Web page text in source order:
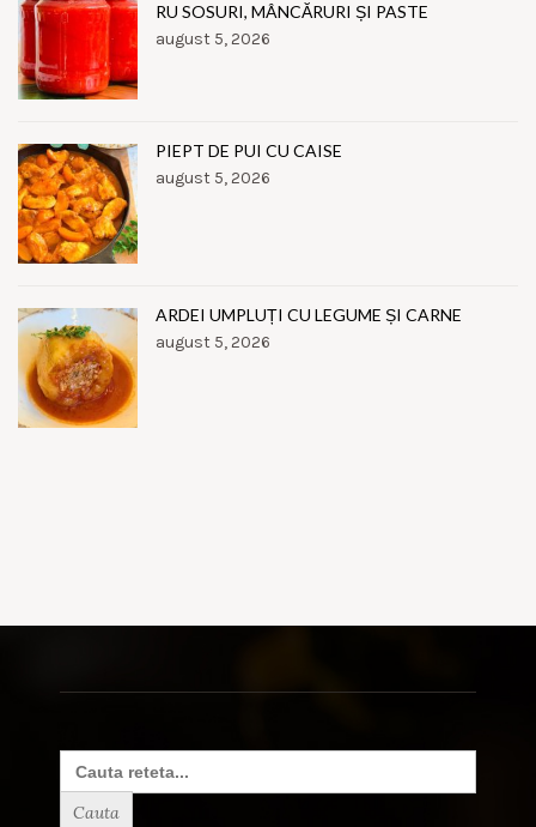
RU SOSURI, MÂNCĂRURI ȘI PASTE
august 5, 2026
PIEPT DE PUI CU CAISE
august 5, 2026
ARDEI UMPLUȚI CU LEGUME ȘI CARNE
august 5, 2026
Search
for: